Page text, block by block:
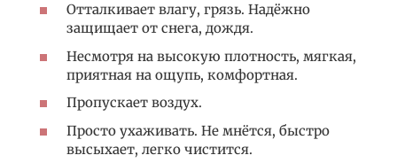
Отталкивает влагу, грязь. Надёжно
защищает от снега, дождя.
Несмотря на высокую плотность, мягкая,
приятная на ощупь, комфортная.
Пропускает воздух.
Просто ухаживать. Не мнётся, быстро
высыхает, легко чистится.